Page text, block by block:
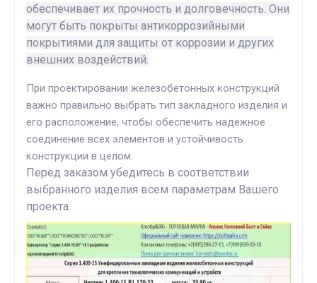
обеспечивает их прочность и долговечность. Они
могут быть покрыты антикоррозийными
покрытиями для защиты от коррозии и других
внешних воздействий.
При проектировании железобетонных конструкций
важно правильно выбрать тип закладного изделия и
его расположение, чтобы обеспечить надежное
соединение всех элементов и устойчивость
конструкции в целом.
Перед заказом убедитесь в соответствии
выбранного изделия всем параметрам Вашего
проекта.